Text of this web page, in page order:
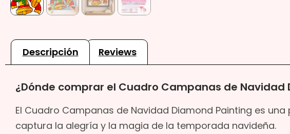
Descripción Reviews
¿Dónde comprar el Cuadro Campanas de Navidad
El Cuadro Campanas de Navidad Diamond Painting es
captura la alegría y la magia de la temporada navideña.